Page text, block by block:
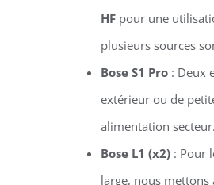
HFpour une
plusieurs sources
Bose S1 Pro: Deux
extérieur ou de
alimentation secteur.
Bose L1 (x2): Pour
large, nous